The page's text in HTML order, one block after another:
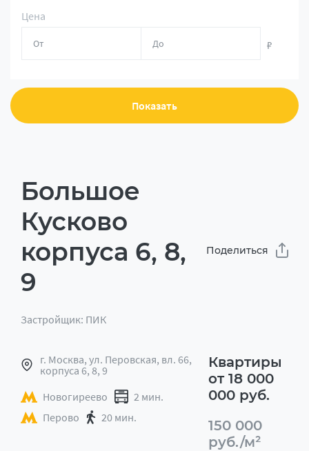
Цена
₽
Показать
Большое
Кусково
корпуса 6, 8,
9
Застройщик: ПИК
Поделиться
г. Москва, ул. Перовская, вл. 66,
корпуса 6, 8, 9
Новогиреево
2 мин.
Перово
20 мин.
Квартиры
от 18 000
000 руб.
150 000
руб./м²